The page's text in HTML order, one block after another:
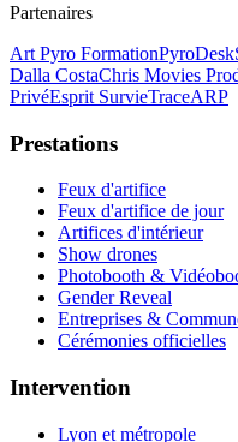
Partenaires
Art Pyro FormationPyroDesk
Dalla CostaChris Movies
PrivéEsprit SurvieTraceARP
Prestations
Feux d'artifice
Feux d'artifice de jour
Artifices d'intérieur
Show drones
Photobooth &
Gender Reveal
Entreprises &
Cérémonies officielles
Intervention
Lyon et métropole